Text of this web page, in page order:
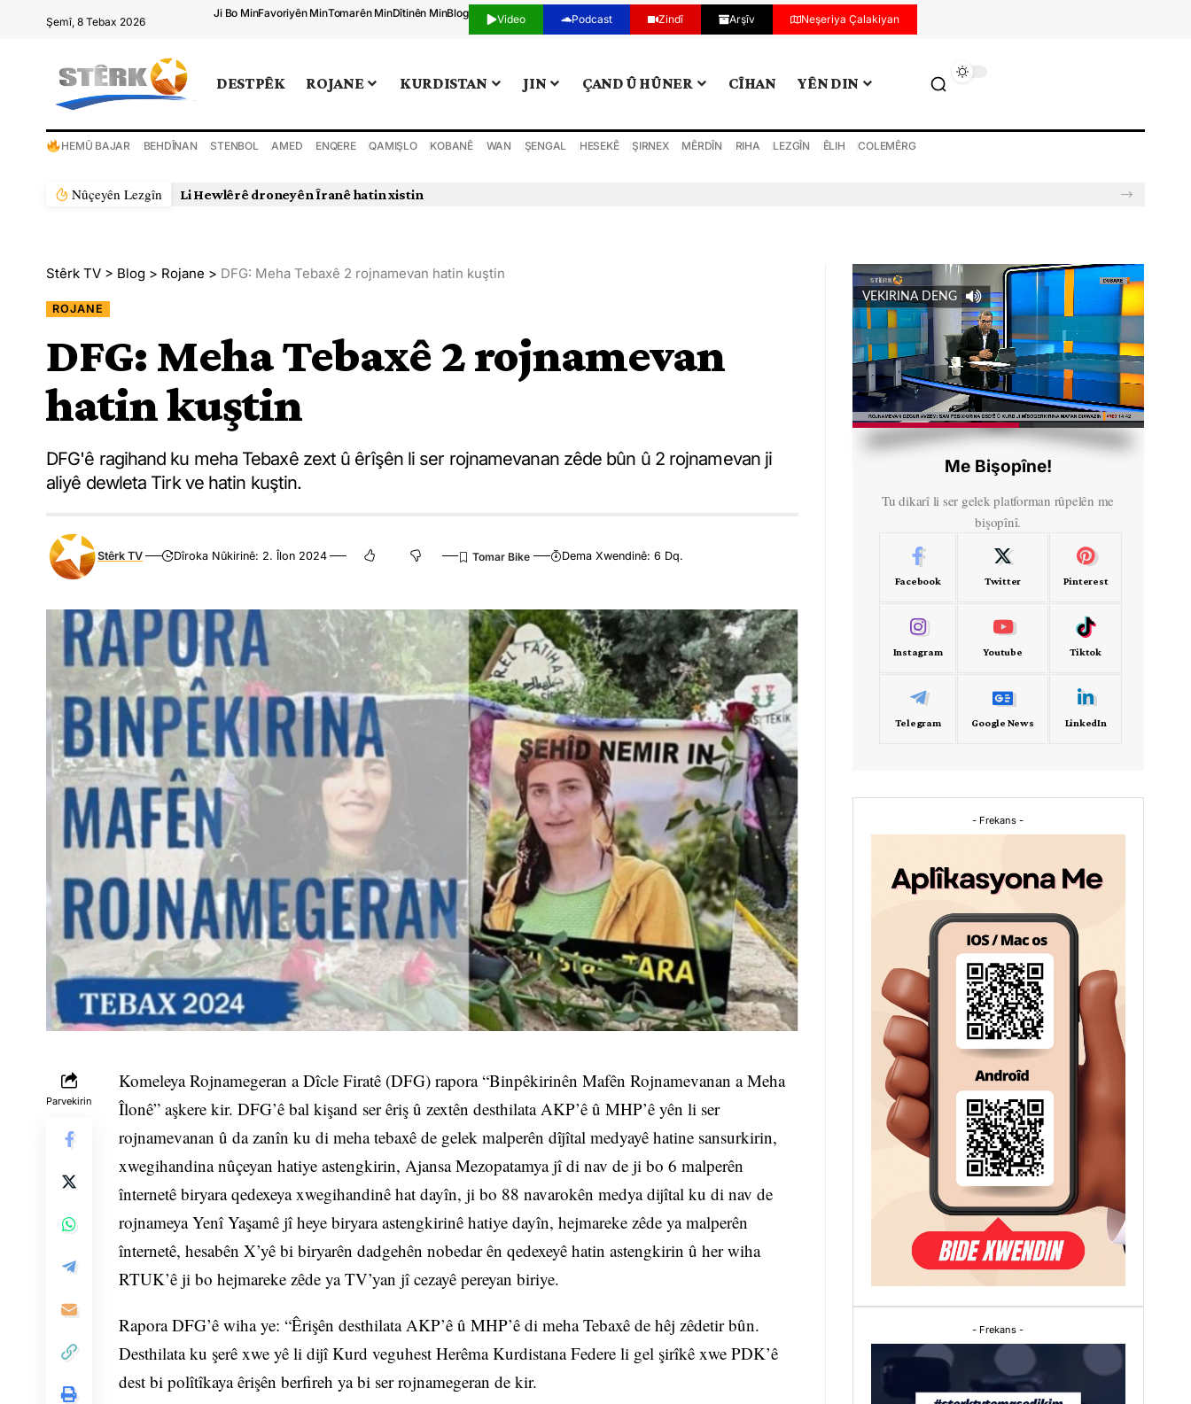
Şemî, 8 Tebax 2026
Ji Bo MinFavoriyên MinTomarên MinDîtinên MinBlog Video Podcast Zindî Arşîv Neşeriya Çalakiyan
DESTPÊK ROJANE KURDISTAN JIN ÇAND Û HÛNER CÎHAN YÊN DIN
HEMÛ BAJAR BEHDÎNAN STENBOL AMED ENQERE QAMIŞLO KOBANÊ WAN ŞENGAL HESEKÊ ŞIRNEX MÊRDÎN RIHA LEZGÎN ÊLIH COLEMÊRG
Nûçeyên Lezgîn Rejîma Îranê xwepêşanderek din bi darve kir
Stêrk TV > Blog > Rojane > DFG: Meha Tebaxê 2 rojnamevan hatin kuştin
ROJANE
DFG: Meha Tebaxê 2 rojnamevan
hatin kuştin
DFG'ê ragihand ku meha Tebaxê zext û êrîşên li ser rojnamevanan zêde bûn û 2 rojnamevan ji
aliyê dewleta Tirk ve hatin kuştin.
Stêrk TV Dîroka Nûkirinê: 2. Îlon 2024 Dema Xwendinê: 6 Dq.
Parvekirin
Komeleya Rojnamegeran a Dîcle Firatê (DFG) rapora “Binpêkirinên Mafên Rojnamevanan a Meha
Îlonê” aşkere kir. DFG’ê bal kişand ser êriş û zextên desthilata AKP’ê û MHP’ê yên li ser
rojnamevanan û da zanîn ku di meha tebaxê de gelek malperên dîjîtal medyayê hatine sansurkirin,
xwegihandina nûçeyan hatiye astengkirin, Ajansa Mezopatamya jî di nav de ji bo 6 malperên
înternetê biryara qedexeya xwegihandinê hat dayîn, ji bo 88 navarokên medya dijîtal ku di nav de
rojnameya Yenî Yaşamê jî heye biryara astengkirinê hatiye dayîn, hejmareke zêde ya malperên
înternetê, hesabên X’yê bi biryarên dadgehên nobedar ên qedexeyê hatin astengkirin û her wiha
RTUK’ê ji bo hejmareke zêde ya TV’yan jî cezayê pereyan biriye.
Rapora DFG’ê wiha ye: “Êrişên desthilata AKP’ê û MHP’ê di meha Tebaxê de hêj zêdetir bûn.
Desthilata ku şerê xwe yê li dijî Kurd veguhest Herêma Kurdistana Federe li gel şirîkê xwe PDK’ê
dest bi polîtîkaya êrişên berfireh ya bi ser rojnamegeran de kir.
VEKIRINA DENG
Me Bişopîne!
Tu dikarî li ser gelek platforman rûpelên me
bişopînî.
Facebook Twitter Pinterest
Instagram Youtube Tiktok
Telegram Google News LinkedIn
- Frekans -
- Frekans -